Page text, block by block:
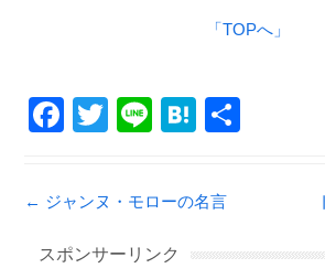
「TOPへ」
F
e
b
T
er
Li
H
e
n
Post navigation
← ジャンヌ・モローの名言
スポンサーリンク